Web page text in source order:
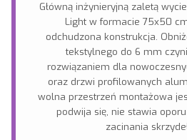
Główną inżynieryjną zaletą
Light w formacie 75x50
odchudzona konstrukcja.
tekstylnego do 6 mm
rozwiązaniem dla
oraz drzwi profilowanych
wolna przestrzeń montażowa
podwija się, nie stawia
zacinania